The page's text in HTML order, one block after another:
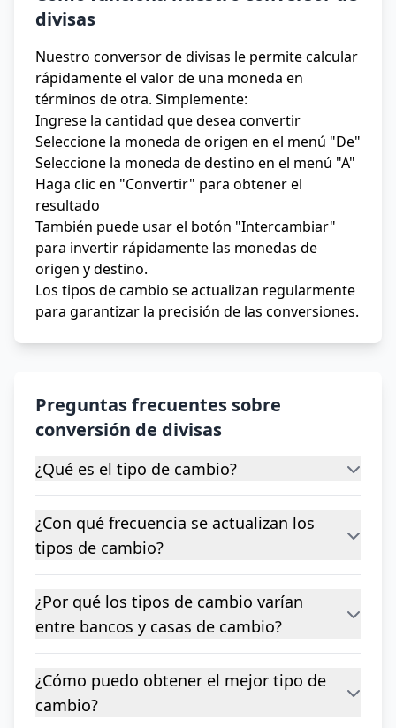
divisas
Nuestro conversor de divisas le permite calcular
rápidamente el valor de una moneda en
términos de otra. Simplemente:
Ingrese la cantidad que desea convertir
Seleccione la moneda de origen en el menú "De"
Seleccione la moneda de destino en el menú "A"
Haga clic en "Convertir" para obtener el
resultado
También puede usar el botón "Intercambiar"
para invertir rápidamente las monedas de
origen y destino.
Los tipos de cambio se actualizan regularmente
para garantizar la precisión de las conversiones.
Preguntas frecuentes sobre
conversión de divisas
¿Qué es el tipo de cambio?
¿Con qué frecuencia se actualizan los
tipos de cambio?
¿Por qué los tipos de cambio varían
entre bancos y casas de cambio?
¿Cómo puedo obtener el mejor tipo de
cambio?